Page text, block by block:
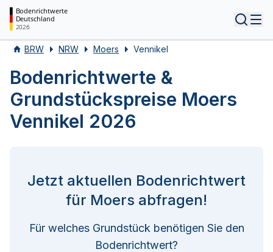
Bodenrichtwerte
Deutschland
2026
BRW NRW Moers Vennikel
Bodenrichtwerte &
Grundstückspreise Moers
Vennikel 2026
Jetzt aktuellen Bodenrichtwert
für Moers abfragen!
Für welches Grundstück benötigen Sie den
Bodenrichtwert?